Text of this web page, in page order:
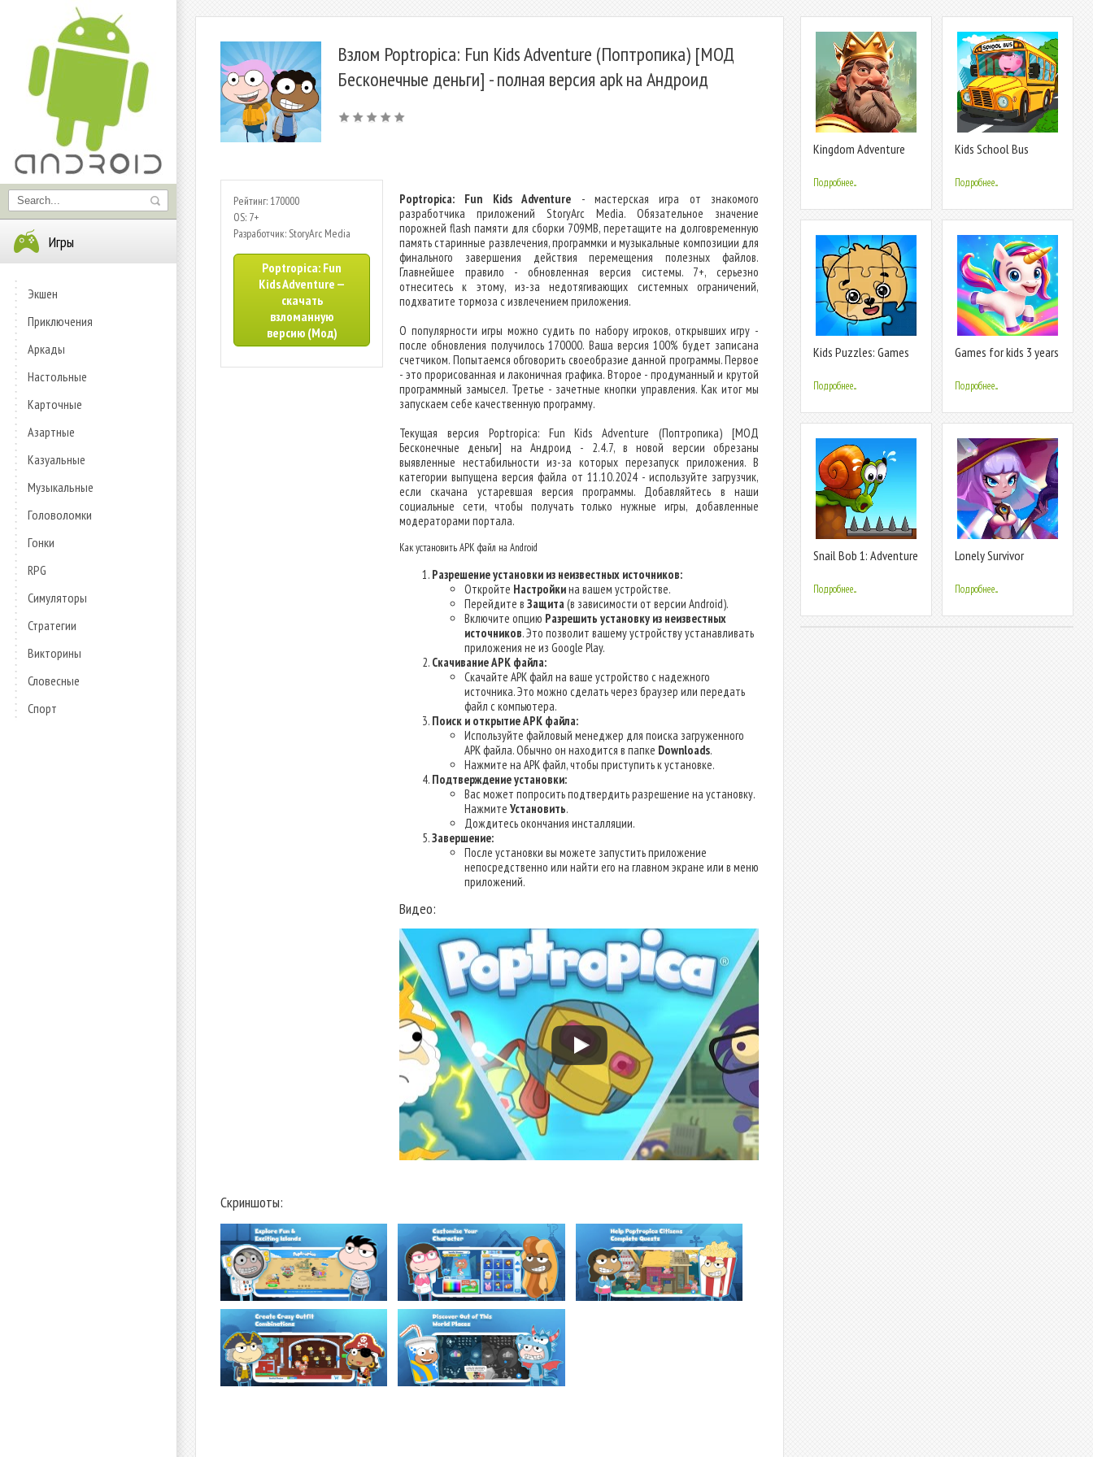
Игры
Экшен
Приключения
Аркады
Настольные
Карточные
Азартные
Казуальные
Музыкальные
Головоломки
Гонки
RPG
Симуляторы
Стратегии
Викторины
Словесные
Спорт
Взлом Poptropica: Fun Kids Adventure (Поптропика) [МОД
Бесконечные деньги] - полная версия apk на Андроид
Рейтинг: 170000
OS: 7+
Разработчик: StoryArc Media
Poptropica: Fun
Kids Adventure —
скачать
взломанную
версию (Мод)
Poptropica: Fun Kids Adventure - мастерская игра от знакомого
разработчика приложений StoryArc Media. Обязательное значение
порожней flash памяти для сборки 709MB, перетащите на долговременную
память старинные развлечения, программки и музыкальные композиции для
финального завершения действия перемещения полезных файлов.
Главнейшее правило - обновленная версия системы. 7+, серьезно
отнеситесь к этому, из-за недотягивающих системных ограничений,
подхватите тормоза с извлечением приложения.
О популярности игры можно судить по набору игроков, открывших игру -
после обновления получилось 170000. Ваша версия 100% будет записана
счетчиком. Попытаемся обговорить своеобразие данной программы. Первое
- это прорисованная и лаконичная графика. Второе - продуманный и крутой
программный замысел. Третье - зачетные кнопки управления. Как итог мы
запускаем себе качественную программу.
Текущая версия Poptropica: Fun Kids Adventure (Поптропика) [МОД
Бесконечные деньги] на Андроид - 2.4.7, в новой версии обрезаны
выявленные нестабильности из-за которых перезапуск приложения. В
категории выпущена версия файла от 11.10.2024 - используйте загрузчик,
если скачана устаревшая версия программы. Добавляйтесь в наши
социальные сети, чтобы получать только нужные игры, добавленные
модераторами портала.
Как установить APK файл на Android
Разрешение установки из неизвестных источников:
Откройте Настройкина вашем устройстве.
Перейдите в Защита(в зависимости от версии Android).
Включите опцию Разрешить установку из неизвестных
источников. Это позволит вашему устройству устанавливать
приложения не из Google Play.
Скачивание APK файла:
Скачайте APK файл на ваше устройство с надежного
источника. Это можно сделать через браузер или передать
файл с компьютера.
Поиск и открытие APK файла:
Используйте файловый менеджер для поиска загруженного
APK файла. Обычно он находится в папке Downloads.
Нажмите на APK файл, чтобы приступить к установке.
Подтверждение установки:
Вас может попросить подтвердить разрешение на установку.
Нажмите Установить.
Дождитесь окончания инсталляции.
Завершение:
После установки вы можете запустить приложение
непосредственно или найти его на главном экране или в меню
приложений.
Видео:
Скриншоты:
Kingdom Adventure
Подробнее...
Kids School Bus
Подробнее...
Kids Puzzles: Games
Подробнее...
Games for kids 3 years
Подробнее...
Snail Bob 1: Adventure
Подробнее...
Lonely Survivor
Подробнее...